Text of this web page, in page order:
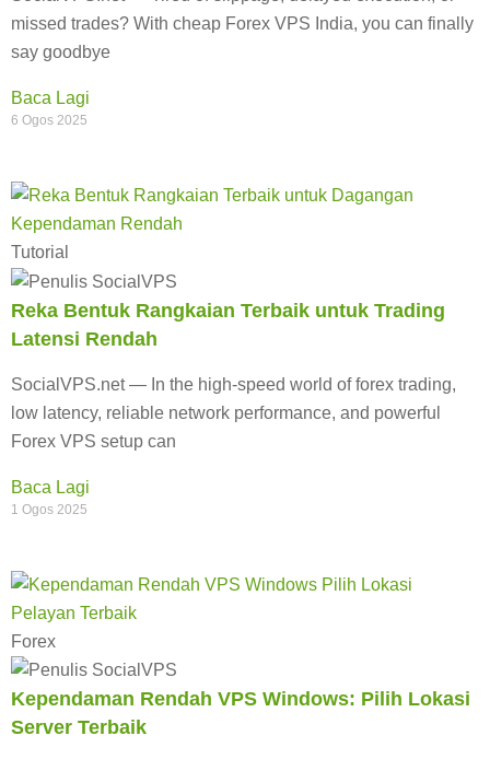
missed trades? With cheap Forex VPS India, you can finally
say goodbye
Baca Lagi
6 Ogos 2025
Tutorial
Reka Bentuk Rangkaian Terbaik untuk Trading
Latensi Rendah
SocialVPS.net — In the high-speed world of forex trading,
low latency, reliable network performance, and powerful
Forex VPS setup can
Baca Lagi
1 Ogos 2025
Forex
Kependaman Rendah VPS Windows: Pilih Lokasi
Server Terbaik